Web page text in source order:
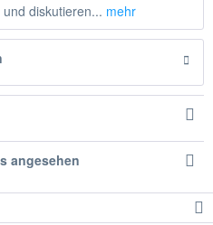
diskutieren... mehr
angesehen